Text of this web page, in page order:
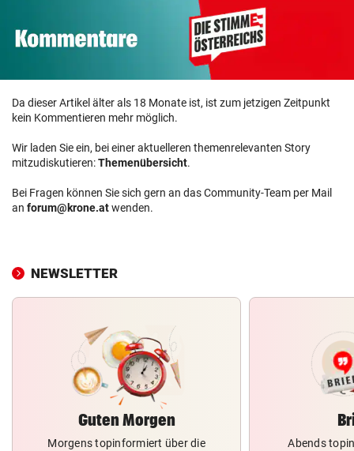
Da dieser Artikel älter als 18 Monate ist, ist zum jetzigen Zeitpunkt
kein Kommentieren mehr möglich.
Wir laden Sie ein, bei einer aktuelleren themenrelevanten Story
mitzudiskutieren:Themenübersicht.
Bei Fragen können Sie sich gern an das Community-Team per Mail
an forum@krone.atwenden.
NEWSLETTER
Guten Morgen
Morgens topinformiert über die
Abends